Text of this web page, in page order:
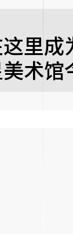
里成
术馆